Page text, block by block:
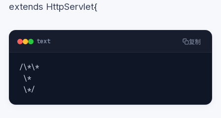
extends HttpServlet{
text 复制
/\*\*
\*
\*/